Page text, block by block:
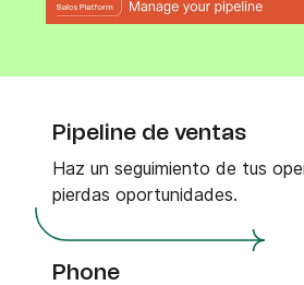
Pipeline de ventas
Haz un seguimiento de tus
pierdas oportunidades.
Phone